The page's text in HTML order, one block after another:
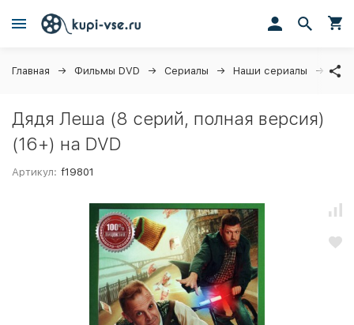
Главная Фильмы DVD Сериалы Наши сериалы
Дядя Леша (8 серий, полная версия)
(16+) на DVD
Артикул: f19801